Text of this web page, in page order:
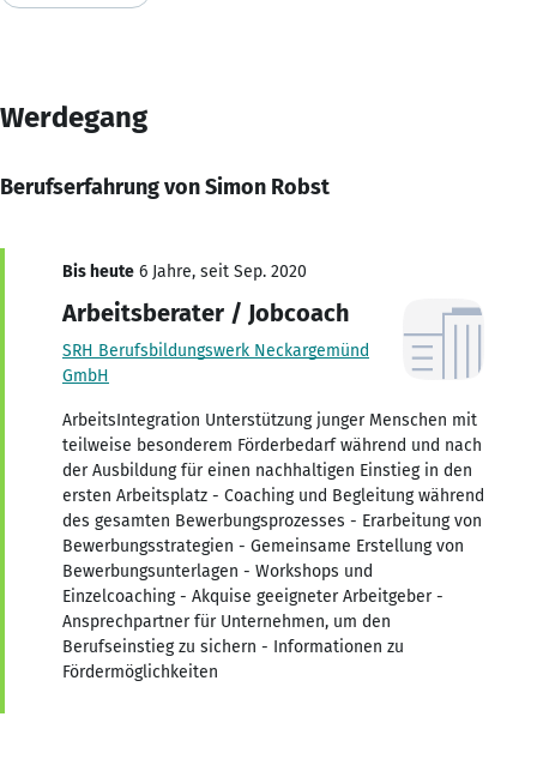
Werdegang
Berufserfahrung von Simon Robst
Bis heute 6 Jahre, seit Sep. 2020
Arbeitsberater / Jobcoach
SRH Berufsbildungswerk Neckargemünd
GmbH
ArbeitsIntegration Unterstützung junger Menschen mit
teilweise besonderem Förderbedarf während und nach
der Ausbildung für einen nachhaltigen Einstieg in den
ersten Arbeitsplatz - Coaching und Begleitung während
des gesamten Bewerbungsprozesses - Erarbeitung von
Bewerbungsstrategien - Gemeinsame Erstellung von
Bewerbungsunterlagen - Workshops und
Einzelcoaching - Akquise geeigneter Arbeitgeber -
Ansprechpartner für Unternehmen, um den
Berufseinstieg zu sichern - Informationen zu
Fördermöglichkeiten